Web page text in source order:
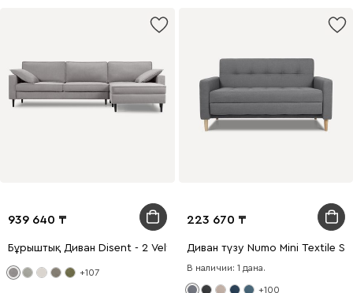
939 640
Бұрыштық Диван Disent - 2 Velvet Smoke
+107
223 670
Диван түзу Numo Mini Textile
В наличии: 1 дана.
+100